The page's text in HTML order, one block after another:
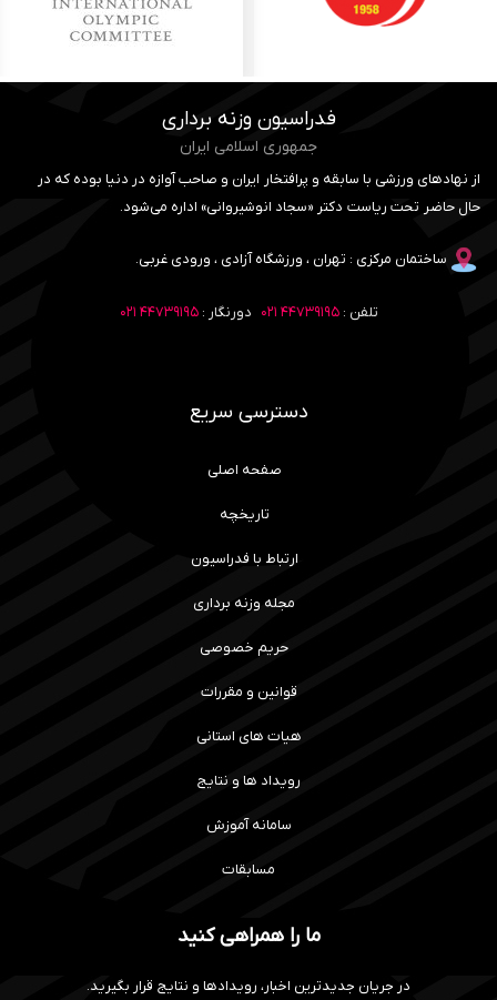
فدراسیون وزنه برداری
جمهوری اسلامی ایران
از نهادهای ورزشی با سابقه و پرافتخار ایران و صاحب آوازه در دنیا بوده که در
حال حاضر تحت ریاست دکتر «سجاد انوشیروانی» اداره می‌شود.
ساختمان مرکزی : تهران ، ورزشگاه آزادی ، ورودی غربی.
تلفن :۴۴۷۳۹۱۹۵ ۰۲۱ دورنگار :۴۴۷۳۹۱۹۵ ۰۲۱
دسترسی سریع
صفحه اصلی
تاریخچه
ارتباط با فدراسیون
مجله وزنه برداری
حریم خصوصی
قوانین و مقررات
هیات های استانی
رویداد ها و نتایج
سامانه آموزش
مسابقات
ما را همراهی کنید
در جریان جدیدترین اخبار، رویدادها و نتایج قرار بگیرید.